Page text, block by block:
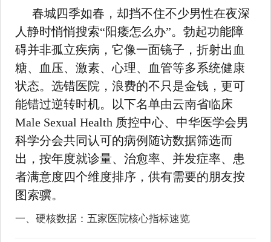
春城四季如春，却挡不住不少男性在夜深
人静时悄悄搜索“阳痿怎么办”。勃起功能障
碍并非孤立疾病，它像一面镜子，折射出血
糖、血压、激素、心理、血管等多系统健康
状态。选错医院，浪费的不只是金钱，更可
能错过逆转时机。以下名单由云南省临床
Male Sexual Health 质控中心、中华医学会男
科学分会共同认可的病例随访数据筛选而
出，按年度就诊量、治愈率、并发症率、患
者满意度四个维度排序，供有需要的朋友按
图索骥。
一、硬核数据：五家医院核心指标速览